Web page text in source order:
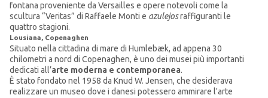
fontana proveniente da Versailles e opere notevoli come la
scultura “Veritas” di Raffaele Monti e azulejosraffiguranti le
quattro stagioni.
Lousiana, Copenaghen
Situato nella cittadina di mare di Humlebæk, ad appena 30
chilometri a nord di Copenaghen, è uno dei musei più importanti
dedicati all’arte moderna e contemporanea.
È stato fondato nel 1958 da Knud W. Jensen, che desiderava
realizzare un museo dove i danesi potessero ammirare l'arte